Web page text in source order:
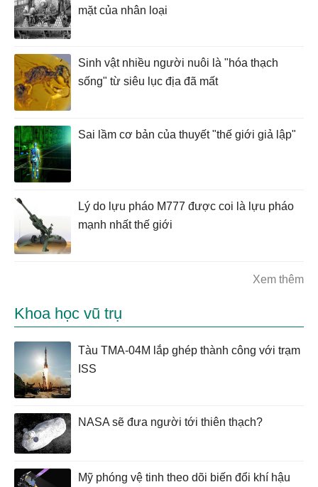
mặt của nhân loại
Sinh vật nhiều người nuôi là "hóa thạch
sống" từ siêu lục địa đã mất
Sai lầm cơ bản của thuyết "thế giới giả lập"
Lý do lựu pháo M777 được coi là lựu pháo
mạnh nhất thế giới
Xem thêm
Khoa học vũ trụ
Tàu TMA-04M lắp ghép thành công với trạm
ISS
NASA sẽ đưa người tới thiên thạch?
Mỹ phóng vệ tinh theo dõi biến đổi khí hậu